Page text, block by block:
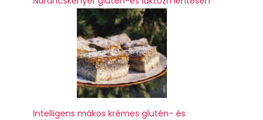
Intelligens mákos krémes glutén- és